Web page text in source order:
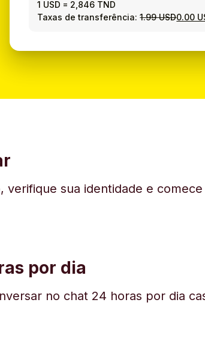
1 USD = 2,846 TND
Taxas de transferência:1.99 USD0.00
verifique sua identidade e
por dia
no chat 24 horas por dia